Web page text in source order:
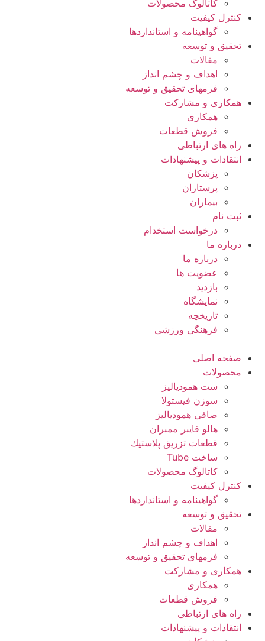
کاتالوگ محصولات
کنترل کیفیت
گواهينامه و استانداردها
تحقيق و توسعه
مقالات
اهداف و چشم انداز
فرمهای تحقیق و توسعه
همکاری و مشارکت
همکاری
فروش قطعات
راه های ارتباطی
انتقادات و پيشنهادات
پزشكان
پرستاران
بيماران
ثبت نام
درخواست استخدام
درباره ما
درباره ما
عضویت ها
بازدید
نمایشگاه
تاريخچه
فرهنگی ورزشی
صفحه اصلی
محصولات
ست همودیالیز
سوزن فیستولا
صافی همودیالیز
هالو فایبر ممبران
قطعات تزريق پلاستيك
ساخت Tube
کاتالوگ محصولات
کنترل کیفیت
گواهينامه و استانداردها
تحقيق و توسعه
مقالات
اهداف و چشم انداز
فرمهای تحقیق و توسعه
همکاری و مشارکت
همکاری
فروش قطعات
راه های ارتباطی
انتقادات و پيشنهادات